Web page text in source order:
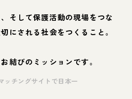
そして保護活動の現場をつな
にされる社会をつくること。
結びのミッションです。
ッチングサイトで日本一